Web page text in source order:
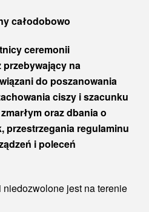
całodobowo
ceremonii
na
do poszanowania
ciszy i szacunku
oraz dbania o
przestrzegania regulaminu
i poleceń
jest na terenie